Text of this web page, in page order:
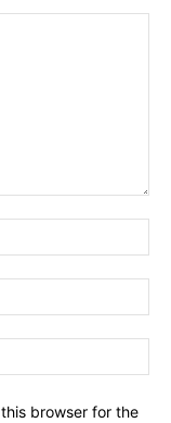
browser for the